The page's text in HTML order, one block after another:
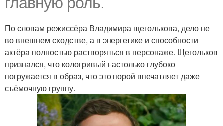
По словам режиссёра Владимира щеголькова, дело не
во внешнем сходстве, а в энергетике и способности
актёра полностью растворяться в персонаже. Щегольков
признался, что кологривый настолько глубоко
погружается в образ, что это порой впечатляет даже
съёмочную группу.